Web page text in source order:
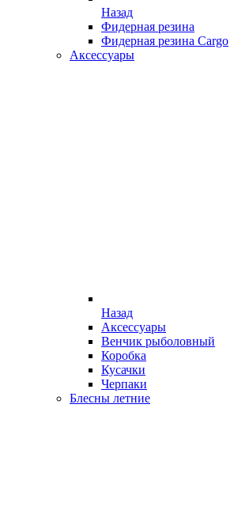
Назад
Фидерная резина
Фидерная резина Cargo
Аксессуары
Назад
Аксессуары
Венчик рыболовный
Коробка
Кусачки
Черпаки
Блесны летние